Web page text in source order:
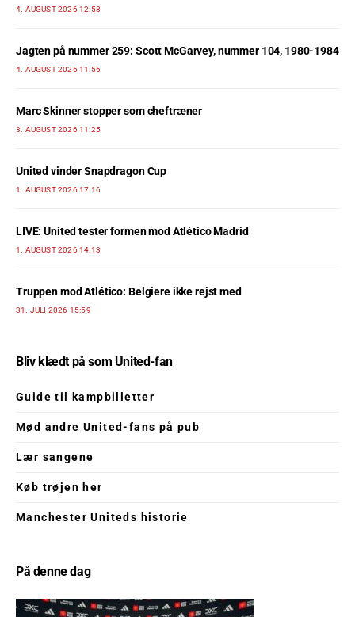
4. AUGUST 2026 12:58
Jagten på nummer 259: Scott McGarvey, nummer 104, 1980-1984
4. AUGUST 2026 11:56
Marc Skinner stopper som cheftræner
3. AUGUST 2026 11:25
United vinder Snapdragon Cup
1. AUGUST 2026 17:16
LIVE: United tester formen mod Atlético Madrid
1. AUGUST 2026 14:13
Truppen mod Atlético: Belgiere ikke rejst med
31. JULI 2026 15:59
Bliv klædt på som United-fan
Guide til kampbilletter
Mød andre United-fans på pub
Lær sangene
Køb trøjen her
Manchester Uniteds historie
På denne dag